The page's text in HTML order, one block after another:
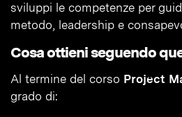
sviluppi le competenze per
metodo, leadership e
Cosa ottieni seguendo
Al termine del corso Project
grado di: